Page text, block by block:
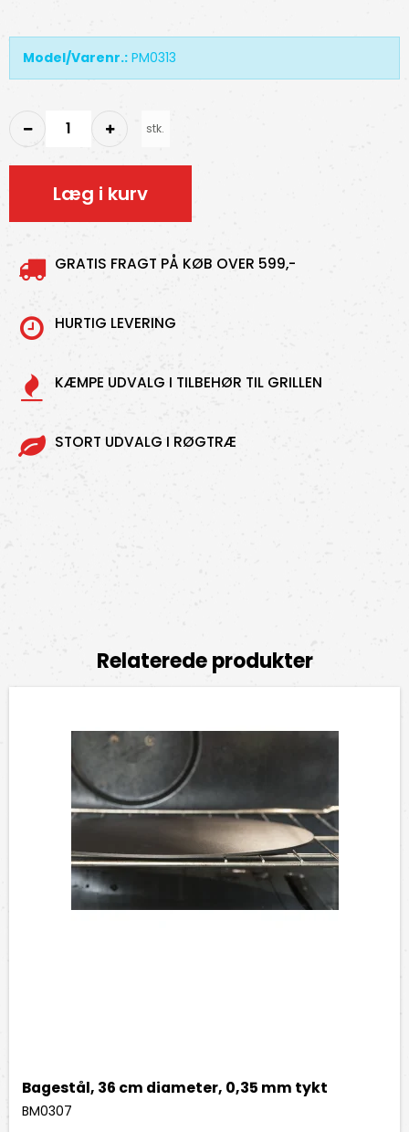
Model/Varenr.: PM0313
stk.
Læg i kurv
GRATIS FRAGT PÅ KØB OVER 599,-
HURTIG LEVERING
KÆMPE UDVALG I TILBEHØR TIL GRILLEN
STORT UDVALG I RØGTRÆ
Relaterede produkter
Bagestål, 36 cm diameter, 0,35 mm tykt
BM0307